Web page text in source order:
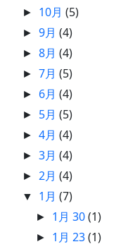
► 10月(5)
►9月(4)
►8月(4)
►7月(5)
► 6月(4)
► 5月(5)
►4月(4)
►3月(4)
► 2月(4)
▼ 1月(7)
► 1月 30(1)
► 1月 23(1)